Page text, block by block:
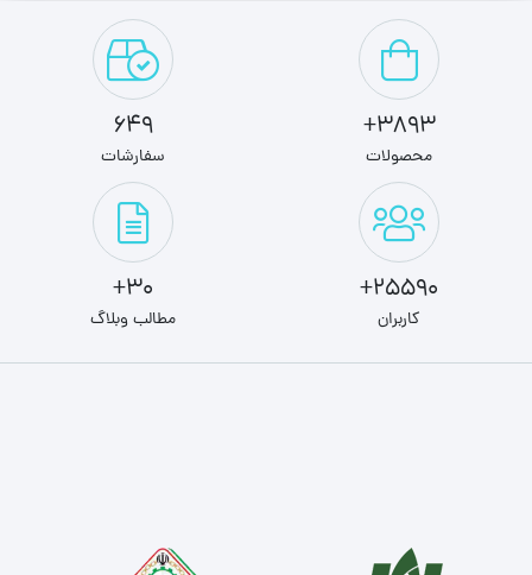
3893+
محصولات
649
سفارشات
25590+
کاربران
30+
مطالب وبلاگ